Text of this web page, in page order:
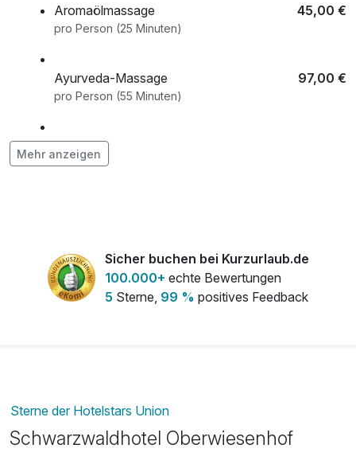
Aromaölmassage
45,00 €
pro Person (25 Minuten)
Ayurveda-Massage 97,00 €
pro Person (55 Minuten)
Cleopatra-Bad
pro Stück
Rosenblütenbad
Mehr anzeigen
Sicher buchen bei Kurzurlaub.de
100.000+ echte Bewertungen
5 Sterne, 99 % positives Feedback
Sterne der Hotelstars Union
Schwarzwaldhotel Oberwiesenhof